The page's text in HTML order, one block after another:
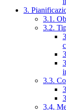
3.
3.1.
3.2.
3.3.
3.4.